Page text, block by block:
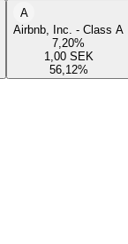
A
Airbnb, Inc. - Class A
7,20%
1,00 SEK
56,12%